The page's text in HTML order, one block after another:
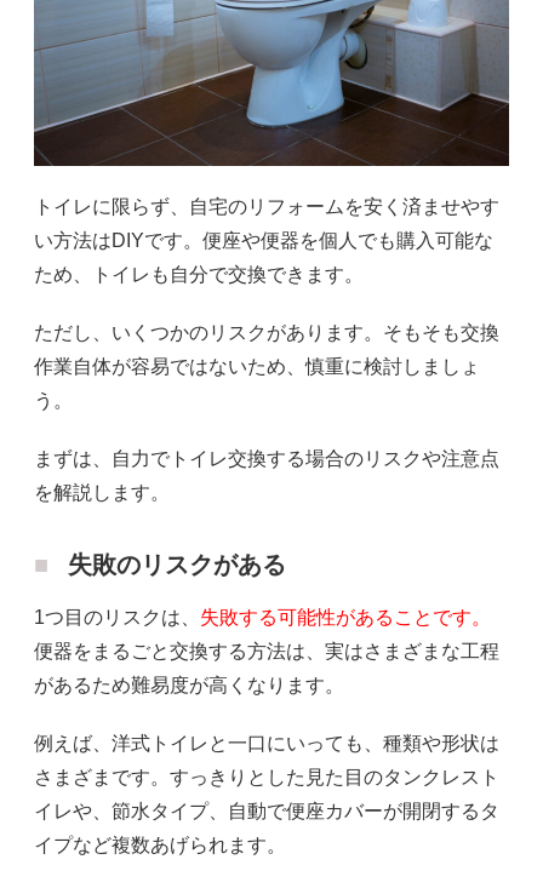
トイレに限らず、自宅のリフォームを安く済ませやす
い方法はDIYです。便座や便器を個人でも購入可能な
ため、トイレも自分で交換できます。
ただし、いくつかのリスクがあります。そもそも交換
作業自体が容易ではないため、慎重に検討しましょ
う。
まずは、自力でトイレ交換する場合のリスクや注意点
を解説します。
失敗のリスクがある
1つ目のリスクは、 失敗する可能性があることです。
便器をまるごと交換する方法は、実はさまざまな工程
があるため難易度が高くなります。
例えば、洋式トイレと一口にいっても、種類や形状は
さまざまです。すっきりとした見た目のタンクレスト
イレや、節水タイプ、自動で便座カバーが開閉するタ
イプなど複数あげられます。